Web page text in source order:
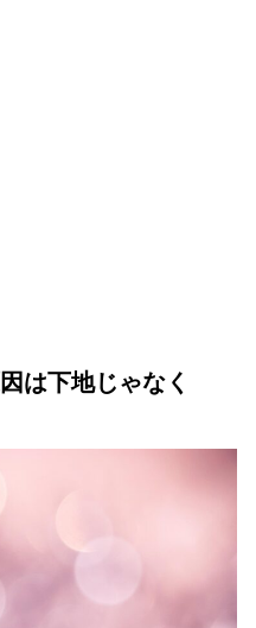
は下地じゃなく